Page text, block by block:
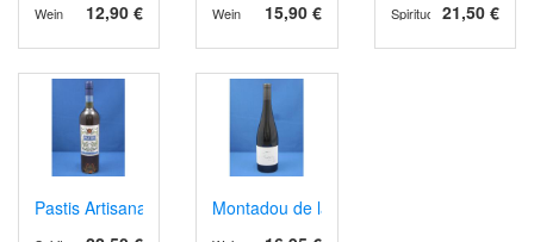
12,90 €
Wein
15,90 €
Wein
21,50 €
Spirituosen
Pastis Artisanal
Montadou de la Feilho, AOP Corbières